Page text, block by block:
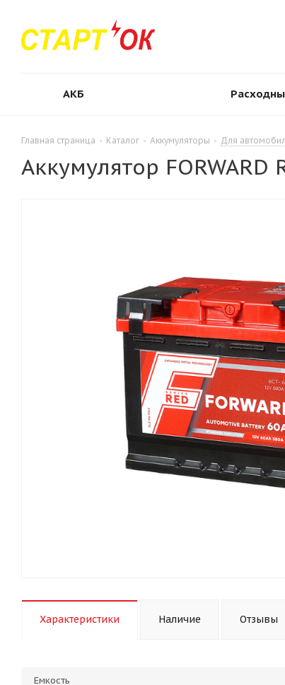
АКБ
Главная страница - Каталог - Аккумуляторы - Для
Аккумулятор
Характеристики Наличие Отзывы
Емкость